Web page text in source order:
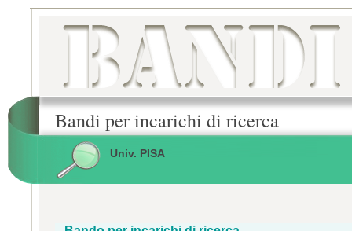
Bandi per incarichi di ricerca
Univ. PISA